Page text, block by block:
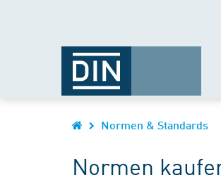
Normen & Standards
Normen